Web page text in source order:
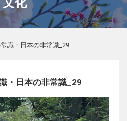
識・日本の非常識_29
・日本の非常識_29